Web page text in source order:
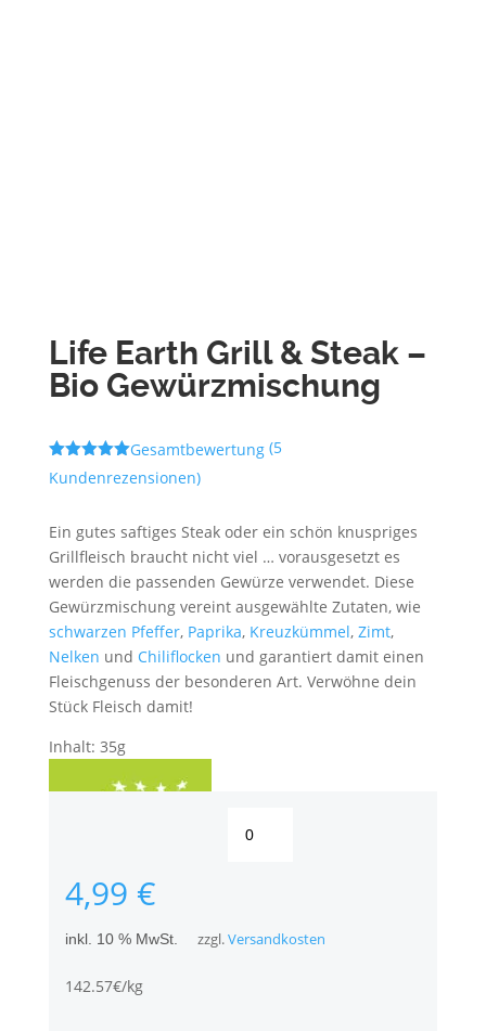
Life Earth Grill & Steak –
Bio Gewürzmischung
Bewertet
mit5.00
auf
Kundenbewe
rtungen
Gesamtbewertung (5
Kundenrezensionen)
Ein gutes saftiges Steak oder ein schön knuspriges
Grillfleisch braucht nicht viel … vorausgesetzt es
werden die passenden Gewürze verwendet. Diese
Gewürzmischung vereint ausgewählte Zutaten, wie
schwarzen Pfeffer, Paprika, Kreuzkümmel, Zimt,
Nelken und Chiliflocken und garantiert damit einen
Fleischgenuss der besonderen Art. Verwöhne dein
Stück Fleisch damit!
Inhalt: 35g
Earth
-
4,99 €
inkl. 10 % MwSt. zzgl.Versandkosten
142.57€/kg